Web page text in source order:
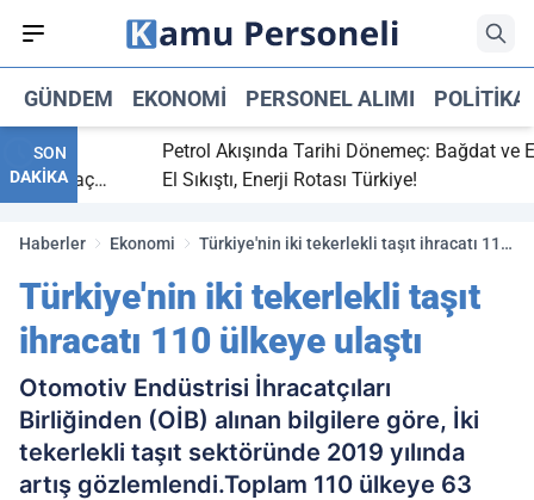
GÜNDEM EKONOMI PERSONEL ALIMI POLITIKA
SON
DAKİKA
bitti,
maç
Petrol Akışında Tarihi Dönemeç: Bağdat ve
El Sıkıştı, Enerji Rotası Türkiye!
Haberler Ekonomi
Türkiye'nin iki tekerlekli taşıt ihracatı 110
Türkiye'nin iki tekerlekli taşıt
ihracatı 110 ülkeye ulaştı
Otomotiv Endüstrisi İhracatçıları
Birliğinden (OİB) alınan bilgilere göre, İki
tekerlekli taşıt sektöründe 2019 yılında
artış gözlemlendi.Toplam 110 ülkeye 63